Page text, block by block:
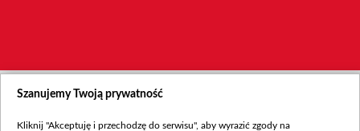
Szanujemy Twoją prywatność
Kliknij "Akceptuję i przechodzę do serwisu", aby wyrazić zgody na